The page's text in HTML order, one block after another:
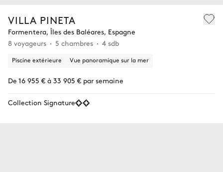
VILLA PINETA
Formentera, Îles des Baléares, Espagne
8 voyageurs
5 chambres 4 sdb
Piscine extérieure Vue panoramique sur la mer
De 16 955 € à 33 905 € par semaine
Collection Signature